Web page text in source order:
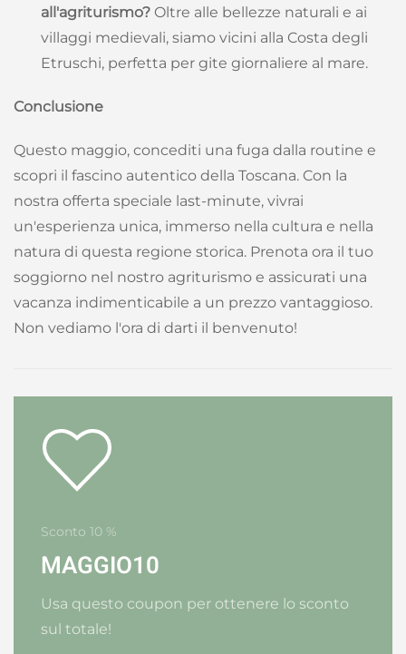
all'agriturismo? Oltre alle bellezze naturali e ai
villaggi medievali, siamo vicini alla Costa degli
Etruschi, perfetta per gite giornaliere al mare.
Conclusione
Questo maggio, concediti una fuga dalla routine e
scopri il fascino autentico della Toscana. Con la
nostra offerta speciale last-minute, vivrai
un'esperienza unica, immerso nella cultura e nella
natura di questa regione storica. Prenota ora il tuo
soggiorno nel nostro agriturismo e assicurati una
vacanza indimenticabile a un prezzo vantaggioso.
Non vediamo l'ora di darti il benvenuto!
Sconto 10 %
MAGGIO10
Usa questo coupon per ottenere lo sconto
sul totale!